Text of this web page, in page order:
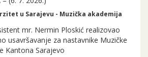
u Sarajevu - Muzička akademija
mr. Nermin Ploskić realizovao
usavršavanje za nastavnike Muzičke
Kantona Sarajevo